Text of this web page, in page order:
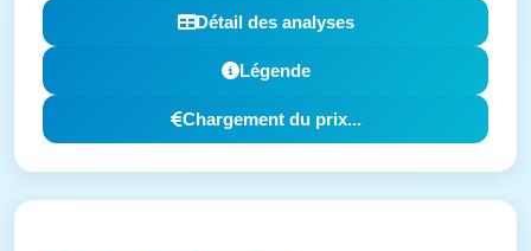
Détail des analyses
Légende
Chargement du prix...